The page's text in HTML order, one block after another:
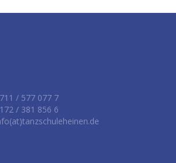
/ 577 077 7
/ 381 856 6